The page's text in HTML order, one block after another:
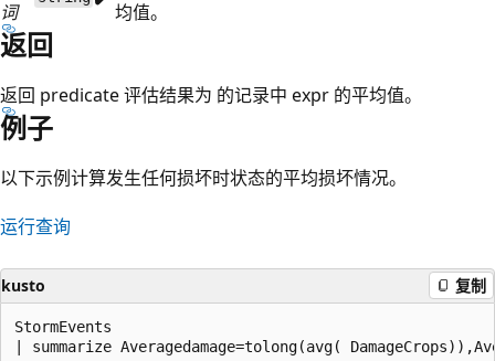
词
均值。
返回
返回 predicate 评估结果为 的记录中 expr 的平均值。
例子
以下示例计算发生任何损坏时状态的平均损坏情况。
运行查询
kusto 复制
StormEvents